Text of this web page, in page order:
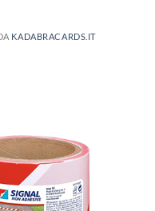
KADABRACARDS.IT